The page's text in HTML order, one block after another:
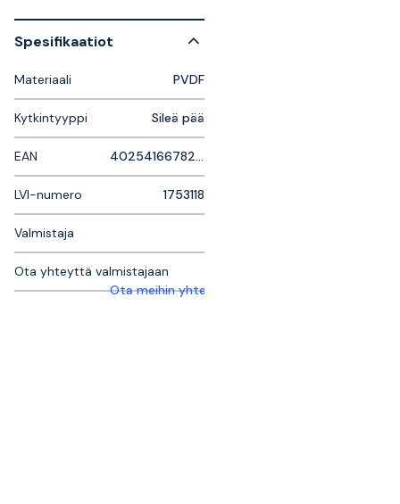
Spesifikaatiot
Materiaali PVDF
Kytkintyyppi Sileä pää
EAN 4025416678274
LVI-numero 1753118
Valmistaja
Ota yhteyttä valmistajaan
Ota meihin yhteyttä saadaksesi lisätietoja